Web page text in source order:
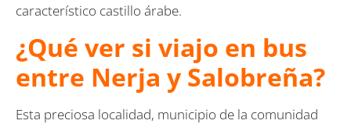
característico castillo árabe.
¿Qué ver si viajo en bus
entre Nerja y Salobreña?
Esta preciosa localidad, municipio de la comunidad